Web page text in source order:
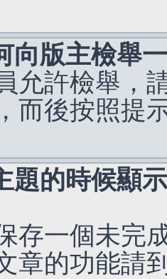
向版主檢舉
允許檢舉，
而後按照提
題的時候顯
存一個未完
章的功能請